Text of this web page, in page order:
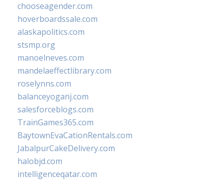
chooseagender.com
hoverboardssale.com
alaskapolitics.com
stsmp.org
manoelneves.com
mandelaeffectlibrary.com
roselynns.com
balanceyoganj.com
salesforceblogs.com
TrainGames365.com
BaytownEvaCationRentals.com
JabalpurCakeDelivery.com
halobjd.com
intelligenceqatar.com